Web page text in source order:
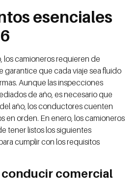
esenciales
los camioneros requieren de
que cada viaje sea fluido
Aunque las inspecciones
de año, es necesario que
año, los conductores cuenten
en orden. En enero, los camioneros
tener listos los siguientes
cumplir con los requisitos
comercial